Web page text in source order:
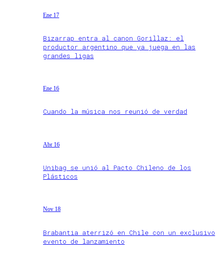
Ene 17
Bizarrap entra al canon Gorillaz: el
productor argentino que ya juega en las
grandes ligas
Ene 16
Cuando la música nos reunió de verdad
Abr 16
Unibag se unió al Pacto Chileno de los
Plásticos
Nov 18
Brabantia aterrizó en Chile con un exclusivo
evento de lanzamiento